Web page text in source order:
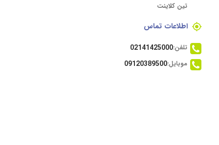
تین کلاینت
اطلاعات تماس
تلفن:02141425000
موبایل:09120389500